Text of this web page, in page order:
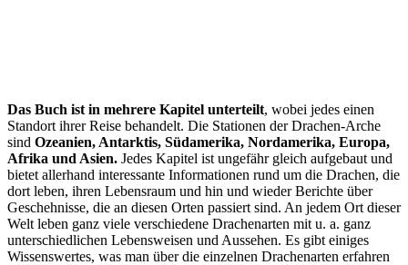
Das Buch ist in mehrere Kapitel unterteilt, wobei jedes einen
Standort ihrer Reise behandelt. Die Stationen der Drachen-Arche
sind Ozeanien, Antarktis, Südamerika, Nordamerika, Europa,
Afrika und Asien. Jedes Kapitel ist ungefähr gleich aufgebaut und
bietet allerhand interessante Informationen rund um die Drachen, die
dort leben, ihren Lebensraum und hin und wieder Berichte über
Geschehnisse, die an diesen Orten passiert sind. An jedem Ort dieser
Welt leben ganz viele verschiedene Drachenarten mit u. a. ganz
unterschiedlichen Lebensweisen und Aussehen. Es gibt einiges
Wissenswertes, was man über die einzelnen Drachenarten erfahren